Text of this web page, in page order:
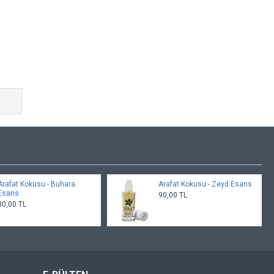
Kokusu - Buhara
TL
Arafat Kokusu - Zeyd Esans
90,00 TL